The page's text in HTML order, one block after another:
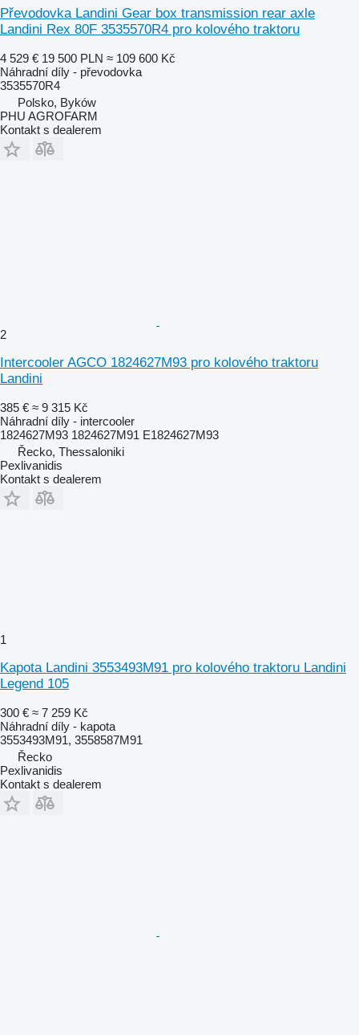
Převodovka Landini Gear box transmission rear axle
Landini Rex 80F 3535570R4 pro kolového traktoru
4 529 € 19 500 PLN ≈ 109 600 Kč
Náhradní díly - převodovka
3535570R4
Polsko, Byków
PHU AGROFARM
Kontakt s dealerem
2
Intercooler AGCO 1824627M93 pro kolového traktoru
Landini
385 € ≈ 9 315 Kč
Náhradní díly - intercooler
1824627M93 1824627M91 E1824627M93
Řecko, Thessaloniki
Pexlivanidis
Kontakt s dealerem
1
Kapota Landini 3553493M91 pro kolového traktoru Landini
Legend 105
300 € ≈ 7 259 Kč
Náhradní díly - kapota
3553493M91, 3558587M91
Řecko
Pexlivanidis
Kontakt s dealerem